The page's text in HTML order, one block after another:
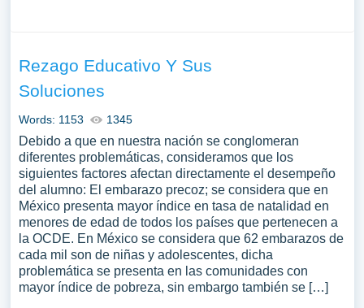
Rezago Educativo Y Sus
Soluciones
Words: 1153 1345
Debido a que en nuestra nación se conglomeran
diferentes problemáticas, consideramos que los
siguientes factores afectan directamente el desempeño
del alumno: El embarazo precoz; se considera que en
México presenta mayor índice en tasa de natalidad en
menores de edad de todos los países que pertenecen a
la OCDE. En México se considera que 62 embarazos de
cada mil son de niñas y adolescentes, dicha
problemática se presenta en las comunidades con
mayor índice de pobreza, sin embargo también se […]